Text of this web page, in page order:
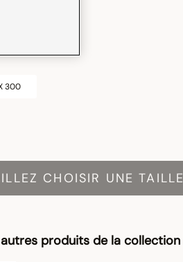
300
CHOISIR UNE TAILLE
produits de la collection